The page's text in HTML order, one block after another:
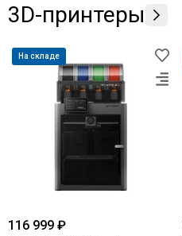
3D-принтеры
На складе
116 999 ₽